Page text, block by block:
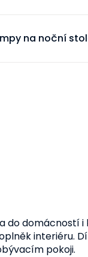
na noční
domácností
interiéru.
pokoji.